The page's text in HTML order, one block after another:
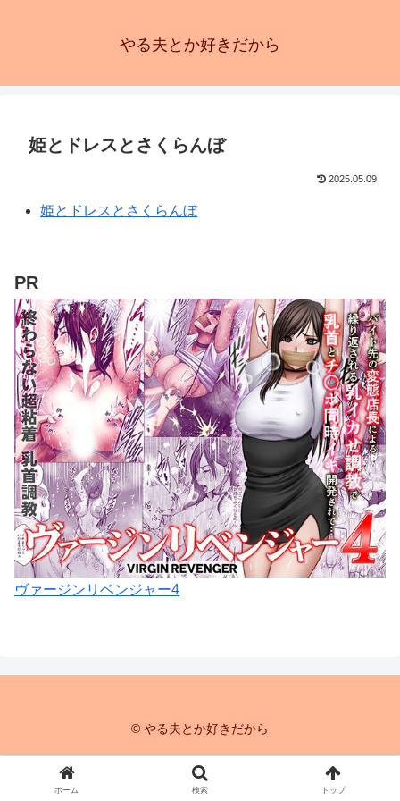
やる夫とか好きだから
姫とドレスとさくらんぼ
2025.05.09
姫とドレスとさくらんぼ
PR
ヴァージンリベンジャー4
© やる夫とか好きだから
ホーム 検索 トップ